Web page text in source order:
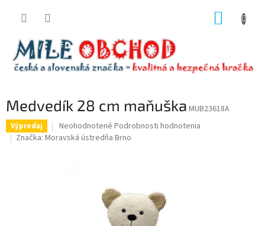
Medvedík 28 cm maňuška MUB23618A
Výpredaj
Priemerné
hodnotenie
Neohodnotené Podrobnosti hodnotenia
Značka: Moravská ústredňa Brno